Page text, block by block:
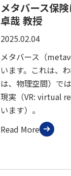
メタバース保
卓哉 教授
2025.02.04
メタバース（
います。これは、
は、物理空間）で
現実（VR: virtual
います）。
Read More